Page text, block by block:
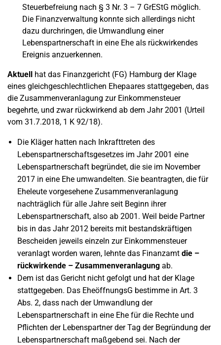
Steuerbefreiung nach § 3 Nr. 3 – 7 GrEStG möglich.
Die Finanzverwaltung konnte sich allerdings nicht
dazu durchringen, die Umwandlung einer
Lebenspartnerschaft in eine Ehe als rückwirkendes
Ereignis anzuerkennen.
Aktuell hat das Finanzgericht (FG) Hamburg der Klage
eines gleichgeschlechtlichen Ehepaares stattgegeben, das
die Zusammenveranlagung zur Einkommensteuer
begehrte, und zwar rückwirkend ab dem Jahr 2001 (Urteil
vom 31.7.2018, 1 K 92/18).
Die Kläger hatten nach Inkrafttreten des
Lebenspartnerschaftsgesetzes im Jahr 2001 eine
Lebenspartnerschaft begründet, die sie im November
2017 in eine Ehe umwandelten. Sie beantragten, die für
Eheleute vorgesehene Zusammenveranlagung
nachträglich für alle Jahre seit Beginn ihrer
Lebenspartnerschaft, also ab 2001. Weil beide Partner
bis in das Jahr 2012 bereits mit bestandskräftigen
Bescheiden jeweils einzeln zur Einkommensteuer
veranlagt worden waren, lehnte das Finanzamt die –
rückwirkende – Zusammenveranlagung ab.
Dem ist das Gericht nicht gefolgt und hat der Klage
stattgegeben. Das EheöffnungsG bestimme in Art. 3
Abs. 2, dass nach der Umwandlung der
Lebenspartnerschaft in eine Ehe für die Rechte und
Pflichten der Lebenspartner der Tag der Begründung der
Lebenspartnerschaft maßgebend sei. Nach der